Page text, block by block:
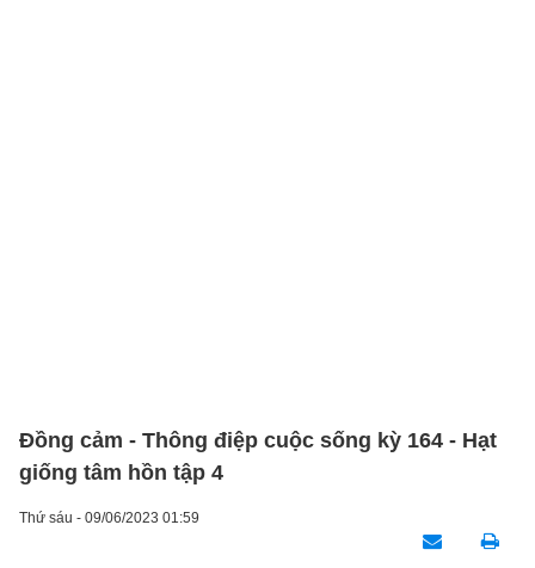
Đồng cảm - Thông điệp cuộc sống kỳ 164 - Hạt
giống tâm hồn tập 4
Thứ sáu - 09/06/2023 01:59